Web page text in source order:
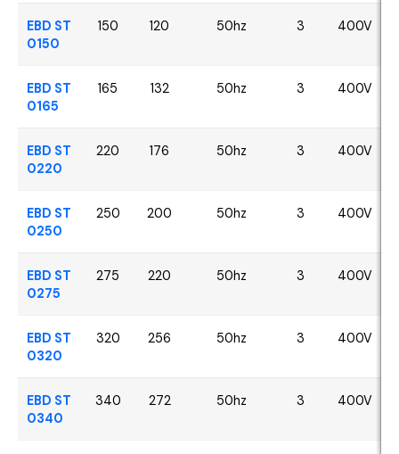
EBD ST
0150
150 120 50hz 3 400V
EBD ST
0165
165 132 50hz 3 400V
EBD ST
0220
220 176 50hz 3 400V
EBD ST
0250
250 200 50hz 3 400V
EBD ST
0275
275 220 50hz 3 400V
EBD ST
0320
320 256 50hz 3 400V
EBD ST
0340
340 272 50hz 3 400V